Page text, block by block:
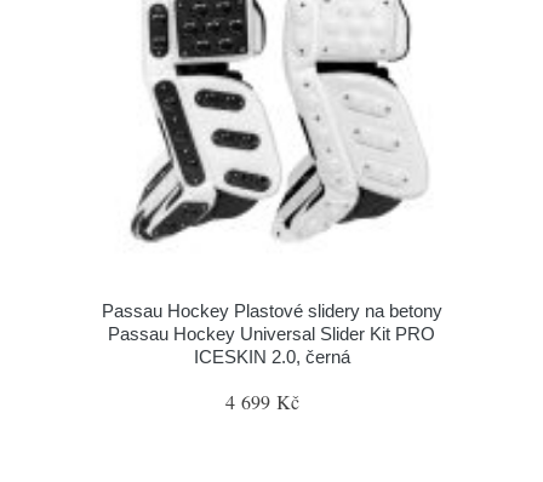
Passau Hockey Plastové slidery na betony
Passau Hockey Universal Slider Kit PRO
ICESKIN 2.0, černá
4 699 Kč